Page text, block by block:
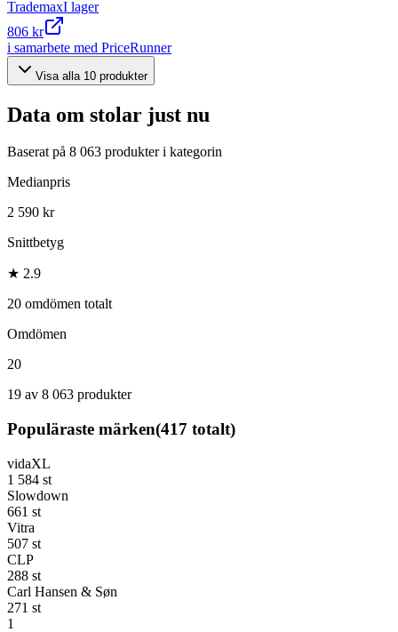
TrademaxI lager
806 kr
i samarbete med PriceRunner
Visa alla 10 produkter
Data om stolar just nu
Baserat på 8 063 produkter i kategorin
Medianpris
2 590 kr
Snittbetyg
★ 2.9
20 omdömen totalt
Omdömen
20
19 av 8 063 produkter
Populäraste märken(417 totalt)
vidaXL
1 584 st
Slowdown
661 st
Vitra
507 st
CLP
288 st
Carl Hansen & Søn
271 st
1